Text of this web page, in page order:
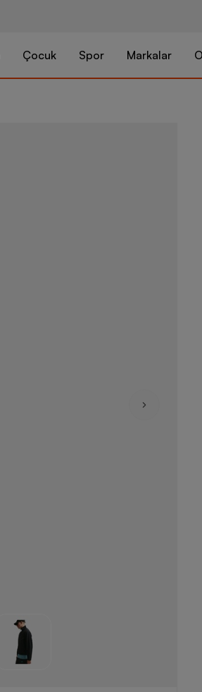
Çocuk Spor Markalar
Nike Tech